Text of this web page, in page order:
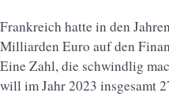
Frankreich hatte in den
Milliarden Euro auf den
Eine Zahl, die schwindlig
will im Jahr 2023 insgesamt